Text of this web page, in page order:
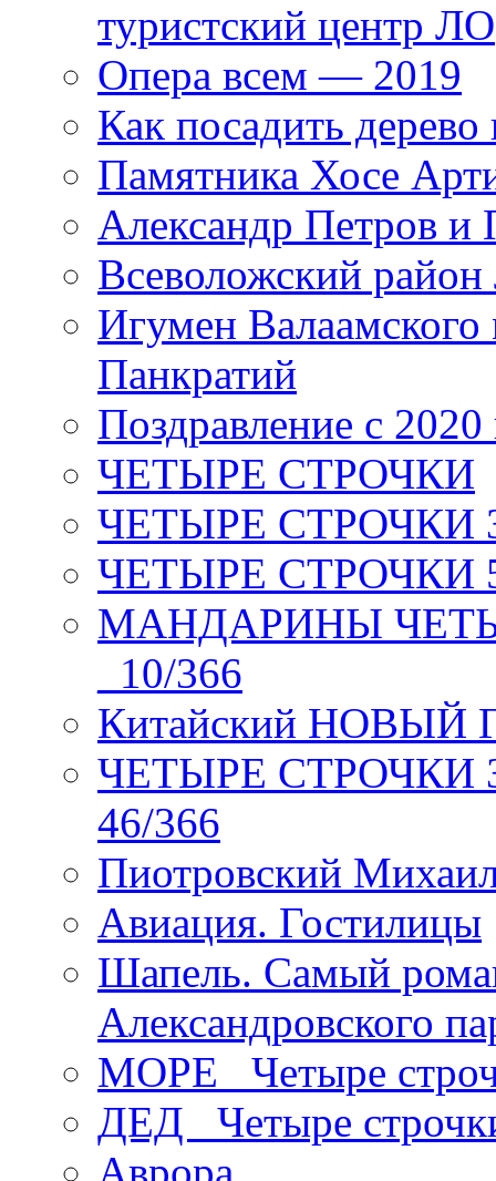
туристский центр ЛО
Опера всем — 2019
Как посадить дерево
Памятника Хосе
Александр Петров и
Всеволожский район
Игумен
Панкратий
Поздравление с 2020
ЧЕТЫРЕ СТРОЧКИ
ЧЕТЫРЕ СТРОЧКИ 3
ЧЕТЫРЕ СТРОЧКИ 5
МАНДАРИНЫ
_10/366
Китайский НОВЫЙ
ЧЕТЫРЕ СТРОЧКИ
46/366
Пиотровский
Авиация. Гостилицы
Шапель. Самый
Александровского
МОРЕ _Четыре
ДЕД _Четыре